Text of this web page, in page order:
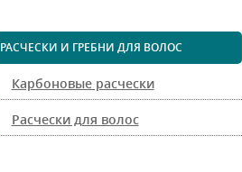
РАСЧЕСКИ И ГРЕБНИ ДЛЯ ВОЛОС
Карбоновые расчески
Расчески для волос